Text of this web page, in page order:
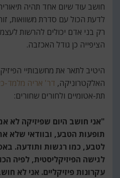
חושב עוד שיום אחד תהיה
לדעת הכול עם סדרת משוואות,
רק בני אדם יכולים להרשות
הציפייה כן גודל האכזבה.
היטיב לתאר את מחשבותיי
האלקטרוניקה, דר' אריה מלמד-
תת-אטומיים ולחורים שחורים:
"אני חושב היום שפיזיקה לא
תופעות הטבע, ובוודאי שלא
לטבע, כמו רגשות ותודעה.
לגישה הפיזיקליסטית, לפיה
עקרונות פיזיקליים. אני לא